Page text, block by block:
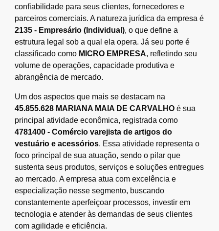
confiabilidade para seus clientes, fornecedores e
parceiros comerciais. A natureza jurídica da empresa é
2135 - Empresário (Individual), o que define a
estrutura legal sob a qual ela opera. Já seu porte é
classificado como MICRO EMPRESA, refletindo seu
volume de operações, capacidade produtiva e
abrangência de mercado.
Um dos aspectos que mais se destacam na
45.855.628 MARIANA MAIA DE CARVALHO é sua
principal atividade econômica, registrada como
4781400 - Comércio varejista de artigos do
vestuário e acessórios. Essa atividade representa o
foco principal de sua atuação, sendo o pilar que
sustenta seus produtos, serviços e soluções entregues
ao mercado. A empresa atua com excelência e
especialização nesse segmento, buscando
constantemente aperfeiçoar processos, investir em
tecnologia e atender às demandas de seus clientes
com agilidade e eficiência.